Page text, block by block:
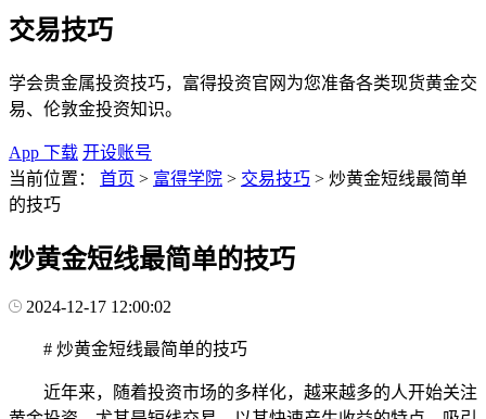
交易技巧
学会贵金属投资技巧，富得投资官网为您准备各类现货黄金交
易、伦敦金投资知识。
App 下载 开设账号
当前位置：
首页 > 富得学院 > 交易技巧 > 炒黄金短线最简单
的技巧
炒黄金短线最简单的技巧
2024-12-17 12:00:02
# 炒黄金短线最简单的技巧
近年来，随着投资市场的多样化，越来越多的人开始关注